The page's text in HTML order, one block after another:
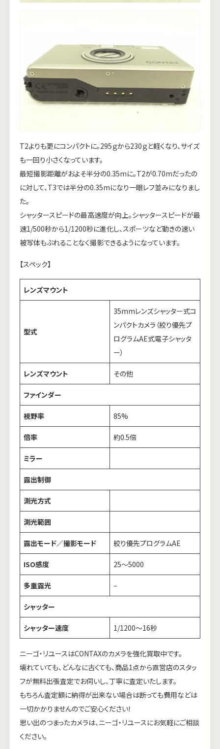
T2よりも更にコンパクトに。295ｇから230ｇと軽くなり、サイズ
も一回り小さくなっています。
最短撮影距離がおよそ半分の0.35mに。T2が0.70mだったの
に対して、T3では半分の0.35mになり一眼レフ並みになりまし
た。
シャッタースピードの最高速度が向上。シャッタースピードが最
速1/500秒から1/1200秒に進化し、スポーツなど動きの速い
被写体もぶれることなく撮影できるようになっています。
【スペック】
レンズマウント
型式
35mmレンズシャッター式コ
ンパクトカメラ（絞り優先プ
ログラムAE式電子シャッタ
ー）
レンズマウント その他
ファインダー
視野率 85%
倍率 約0.5倍
ミラー
露出制御
測光方式
測光範囲
露出モード／撮影モード 絞り優先プログラムAE
ISO感度 25〜5000
多重露光 –
シャッター
シャッター速度 1/1200〜16秒
ニーゴ・リユースはCONTAXのカメラを強化買取中です。
壊れていても、どんなに古くても、商品1点から直営店のスタッ
フが無料出張査定でお伺いし、丁寧に査定いたします。
もちろん査定額に納得が出来ない場合は断っても費用などは
一切かかりませんのでご安心ください！
思い出のつまったカメラは、ニーゴ・リユースにお気軽にご相談
ください。